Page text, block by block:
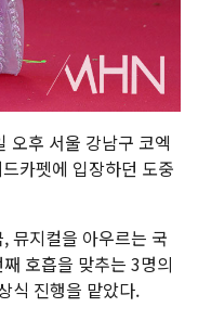
오후 서울 강남구 코엑
카펫에 입장하던 도중
뮤지컬을 아우르는 국
호흡을 맞추는 3명의
식 진행을 맡았다.